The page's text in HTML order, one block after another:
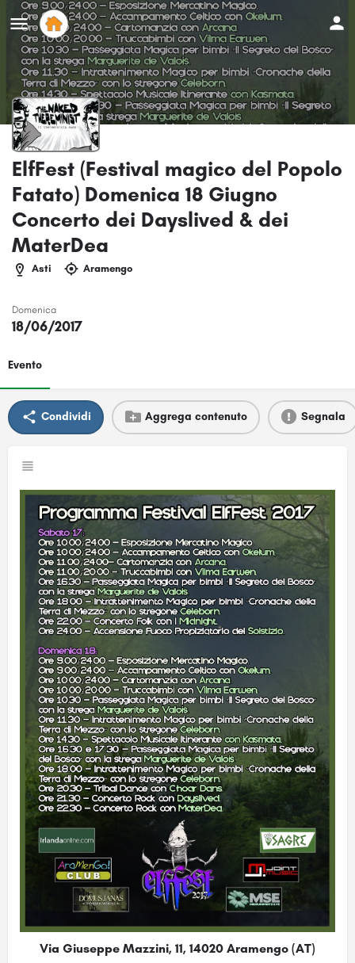
ElfFest (Festival magico del Popolo
Fatato) Domenica 18 Giugno
Concerto dei Dayslived & dei
MaterDea
Asti Aramengo
Domenica
18/06/2017
Evento
Condividi Aggrega contenuto Segnala
Via Giuseppe Mazzini, 11, 14020 Aramengo (AT)